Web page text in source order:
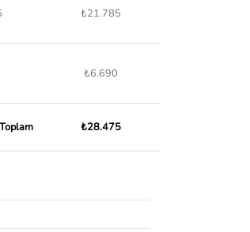
₺21.785
₺6.690
Toplam ₺28.475